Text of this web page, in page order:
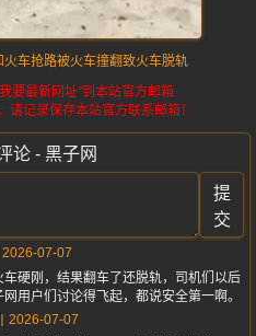
火车抢路被火车撞翻致火车脱轨
要最新网址”到本站官方邮箱
记录保存本站官方联系邮箱！
论 - 黑子网
提
交
2026-07-07
硬刚，结果翻车了还脱轨，司机们以后
用户们讨论得飞起，都说安全第一啊。
2026-07-07